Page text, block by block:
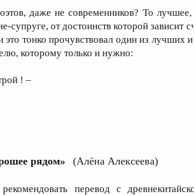
даже не современников? То
от достоинств которой зависит
это тонко прочувствовал один из лучших
которому только и нужно:
! –
рядом» (Алёна Алексеева)
перевод с